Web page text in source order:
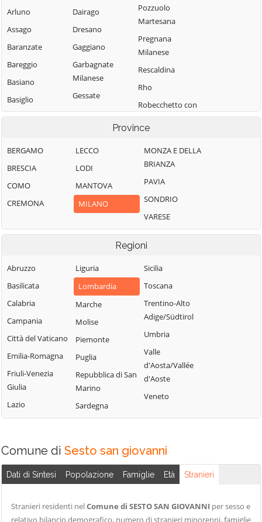
Arluno
Assago
Baranzate
Bareggio
Basiano
Basiglio
Bellinzago
Bernate Ticino
Besate
Binasco
Boffalora sopra
Bollate
Bubbiano
Buccinasco
Buscate
Bussero
Busto Garolfo
Calvignasco
Cambiago
Canegrate
Carpiano
Cassano d'Adda
Pecchi
Dairago
Dresano
Gaggiano
Garbagnate
Milanese
Gessate
Gorgonzola
Gudo Visconti
Inveruno
Inzago
Lacchiarella
Legnano
Locate di Triulzi
Magenta
Magnago
Marcallo con
Casone
Masate
Mediglia
Melegnano
Melzo
Motta Visconti
Nosate
Pozzuolo
Martesana
Pregnana
Milanese
Rescaldina
Rho
Robecchetto con
Induno
Naviglio
Rodano
Rosate
Rozzano
San Colombano
al Lambro
San Donato
Milanese
San Giorgio su
Legnano
San Giuliano
Olona
San Zenone al
Ticino
Segrate
Senago
Giovanni
Province
BERGAMO
BRESCIA
COMO
CREMONA
LECCO
LODI
MANTOVA
MILANO
MONZA E DELLA
BRIANZA
PAVIA
SONDRIO
VARESE
Regioni
Abruzzo
Basilicata
Calabria
Campania
Città del Vaticano
Emilia-Romagna
Friuli-Venezia
Giulia
Lazio
Liguria
Lombardia
Marche
Molise
Piemonte
Puglia
Repubblica di San
Marino
Sardegna
Sicilia
Toscana
Trentino-Alto
Adige/Südtirol
Umbria
Valle
d'Aosta/Vallée
d'Aoste
Veneto
Comune di Sesto san giovanni
Dati di Sintesi Popolazione Famiglie Età Stranieri
Stranieri residenti nelComune di SESTO SAN GIOVANNI per sesso e
relativo bilancio demografico, numero di stranieri minorenni, famiglie